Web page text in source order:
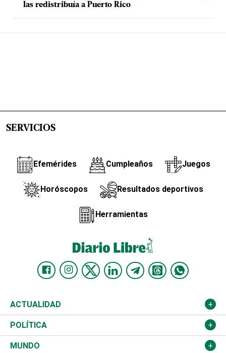
las redistribuía a Puerto Rico
SERVICIOS
Efemérides Cumpleaños Juegos
Horóscopos Resultados deportivos
Herramientas
ACTUALIDAD
Nacional
Ciudad
POLÍTICA
Partidos
MUNDO